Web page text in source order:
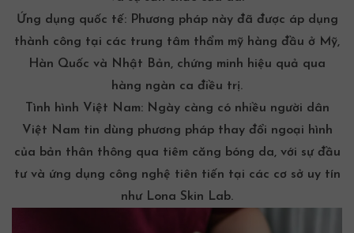
Ứng dụng quốc tế: Phương pháp này đã được áp dụng
thành công tại các trung tâm thẩm mỹ hàng đầu ở Mỹ,
Hàn Quốc và Nhật Bản, chứng minh hiệu quả qua
hàng ngàn ca điều trị.
Tình hình Việt Nam: Ngày càng có nhiều người dân
Việt Nam tin dùng phương pháp thay đổi ngoại hình
của bản thân thông qua tiêm căng bóng da, với sự đầu
tư và ứng dụng công nghệ tiên tiến tại các cơ sở uy tín
như Lona Skin Lab.